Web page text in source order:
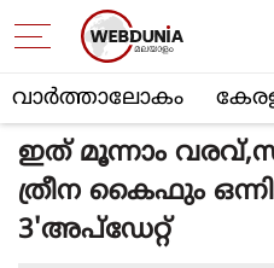
വാര്‍ത്താലോകം
ഇത് മൂന്നാം
ത്രീന കൈഫും
3'അപ്‌ഡേറ്റ്